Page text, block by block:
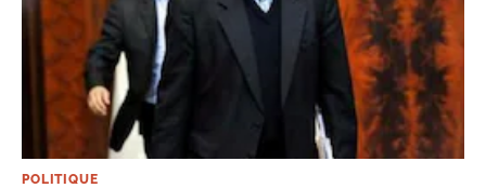
POLITIQUE